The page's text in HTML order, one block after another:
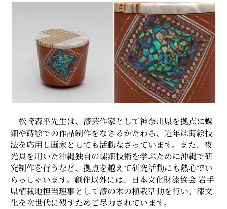
松崎森平先生は、漆芸作家として神奈川県を拠点に螺
鈿や蒔絵での作品制作をなさるかたわら、近年は蒔絵技
法を応用し画家としても活動なさっています。また、夜
光貝を用いた沖縄独自の螺鈿技術を学ぶために沖縄で研
究制作を行うなど、拠点を越えて研究活動にも熱心でい
らっしゃいます。創作以外には、日本文化財漆協会 岩手
県植栽地担当理事として漆の木の植栽活動を行い、漆文
化を次世代に残すためご尽力されています。